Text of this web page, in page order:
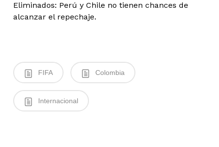
Eliminados: Perú y Chile no tienen chances de
alcanzar el repechaje.
FIFA Colombia
Internacional